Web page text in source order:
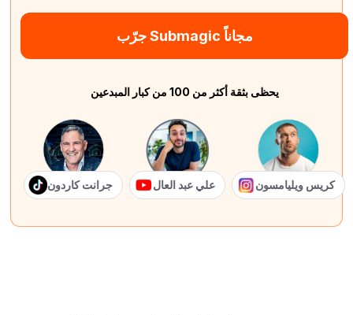
جرّب Submagic مجاناً
يحظى بثقة أكثر من 100 من كبار المبدعين
جرانت كاردون علي عبد العال كريس ويليامسون